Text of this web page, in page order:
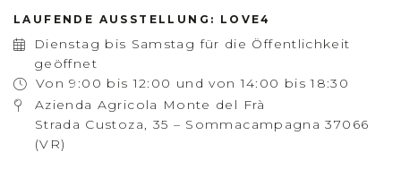
LAUFENDE AUSSTELLUNG: LOVE4
Dienstag bis Samstag für die Öffentlichkeit
geöffnet
Von 9:00 bis 12:00 und von 14:00 bis 18:30
Azienda Agricola Monte del Frà
Strada Custoza, 35 – Sommacampagna 37066
(VR)